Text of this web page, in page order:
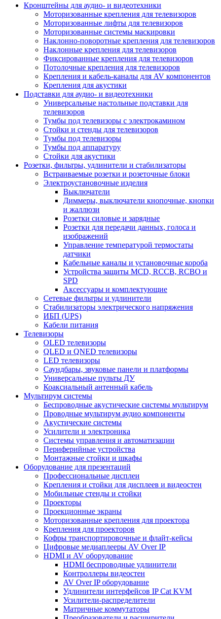
Кронштейны для аудио- и видеотехники
Моторизованные крепления для телевизоров
Моторизованные лифты для телевизоров
Моторизованные системы маскировки
Наклонно-поворотные крепления для телевизоров
Наклонные крепления для телевизоров
Фиксированные крепления для телевизоров
Потолочные крепления для телевизоров
Крепления и кабель-каналы для AV компонентов
Крепления для акустики
Подставки для аудио- и видеотехники
Универсальные настольные подставки для
телевизоров
Тумбы под телевизоры с электрокамином
Стойки и стенды для телевизоров
Тумбы под телевизоры
Тумбы под аппаратуру
Стойки для акустики
Розетки, фильтры, удлинители и стабилизаторы
Встраиваемые розетки и розеточные блоки
Электроустановочные изделия
Выключатели
Диммеры, выключатели кнопочные, кнопки
и жаллюзи
Розетки силовые и зарядные
Розетки для передачи данных, голоса и
изображений
Управление температурой термостаты
датчики
Кабельные каналы и установочные короба
Устройства защиты MCD, RCCB, RCBO и
SPD
Аксессуары и комплектующие
Сетевые фильтры и удлинители
Стабилизаторы электрического напряжения
ИБП (UPS)
Кабели питания
Телевизоры
OLED телевизоры
QLED и QNED телевизоры
LED телевизоры
Саундбары, звуковые панели и платформы
Универсальные пульты ДУ
Коаксиальный антенный кабель
Мультирум системы
Беспроводные акустические системы мультирум
Проводные мультирум аудио компоненты
Акустические системы
Усилители и электроника
Системы управления и автоматизации
Периферийные устройства
Монтажные стойки и шкафы
Оборудование для презентаций
Профессиональные дисплеи
Крепления и стойки для дисплеев и видеостен
Мобильные стенды и стойки
Проекторы
Проекционные экраны
Моторизованные крепления для проектора
Крепления для проекторов
Кофры транспортировочные и флайт-кейсы
Цифровые медиаплееры AV Over IP
HDMI и AV оборудование
HDMI беспроводные удлинители
Контроллеры видеостен
AV Over IP оборудование
Удлинители интерфейсов IP Cat KVM
Усилители-распределители
Матричные коммутаторы